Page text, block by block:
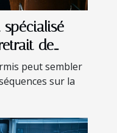
de
peut sembler
sur la